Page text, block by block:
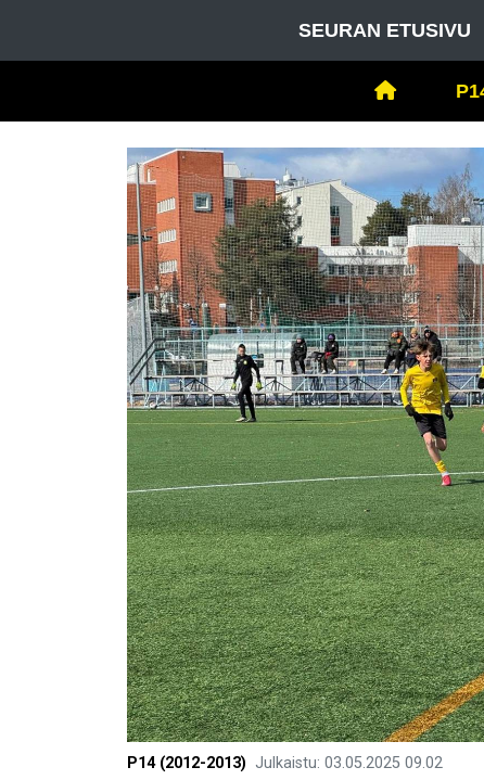
SEURAN ETUSIVU
P14 (2012-2013) Julkaistu: 03.05.2025 09.02